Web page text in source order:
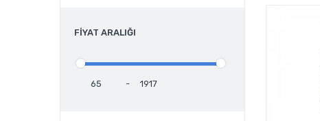
FİYAT ARALIĞI
-